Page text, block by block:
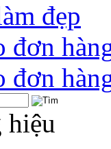
đẹp
đơn
đơn
hiệu